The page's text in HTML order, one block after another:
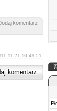
komentarz
11-21 10:49:51
komentarz